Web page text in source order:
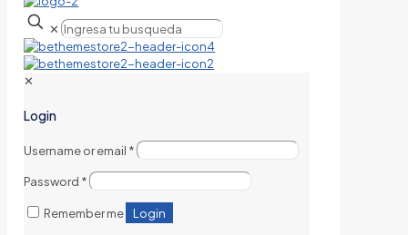
✕
✕
Login
Username or email *
Password *
Remember me Login